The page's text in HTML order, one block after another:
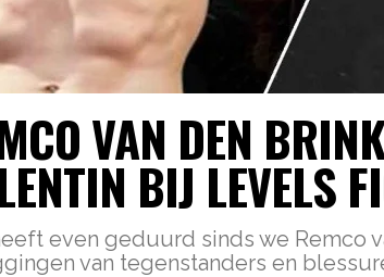
VAN DEN
BIJ LEVELS
even geduurd sinds we Remco
van tegenstanders en